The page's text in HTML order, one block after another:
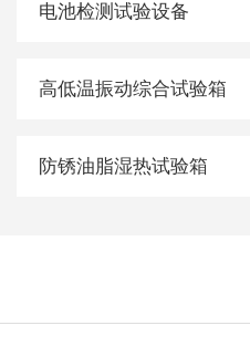
电池检测试验设备
高低温振动综合试验箱
防锈油脂湿热试验箱